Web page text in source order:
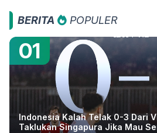
BERITA POPULER
01
Indonesia Kalah Telak 0-3 Dari
Taklukan Singapura Jika Mau